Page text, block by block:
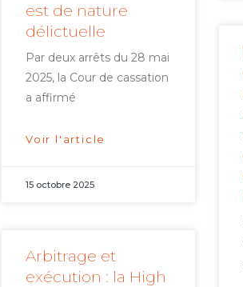
est de nature
délictuelle
Par deux arrêts du 28 mai
2025, la Cour de cassation
a affirmé
Voir l'article
15 octobre 2025
Arbitrage et
exécution : la High